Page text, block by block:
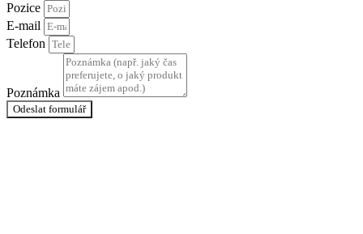
Pozice
E-mail
Telefon
Poznámka
Odeslat formulář